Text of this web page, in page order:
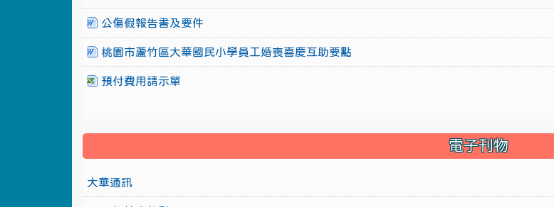
公傷假報告書及要件
桃園市蘆竹區大華國民小學員工婚喪喜慶互助要點
預付費用請示單
電子刊物
大華通訊